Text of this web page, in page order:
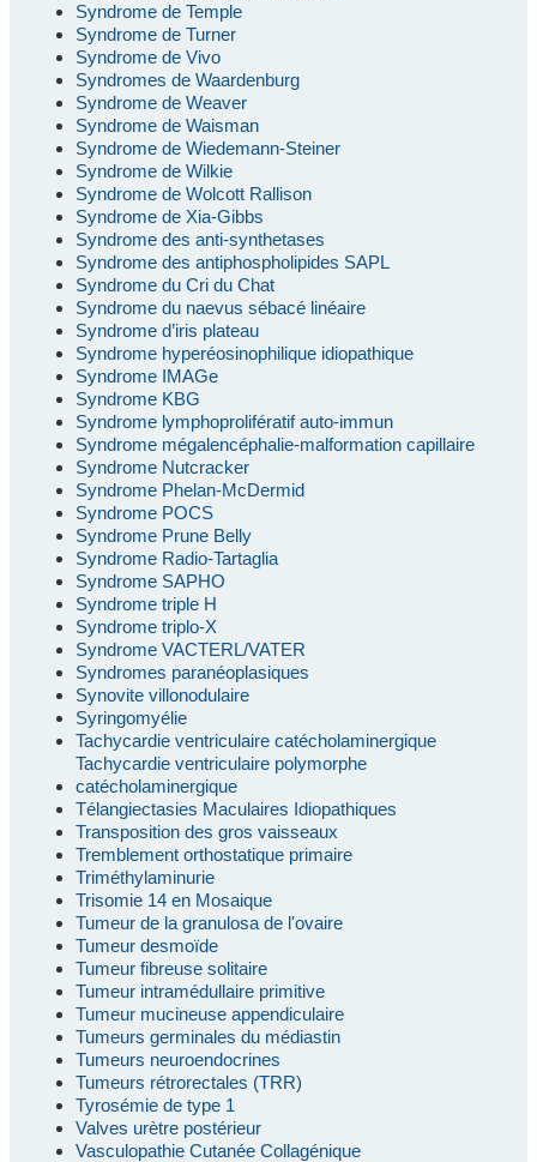
Syndrome de Temple
Syndrome de Turner
Syndrome de Vivo
Syndromes de Waardenburg
Syndrome de Weaver
Syndrome de Waisman
Syndrome de Wiedemann-Steiner
Syndrome de Wilkie
Syndrome de Wolcott Rallison
Syndrome de Xia-Gibbs
Syndrome des anti-synthetases
Syndrome des antiphospholipides SAPL
Syndrome du Cri du Chat
Syndrome du naevus sébacé linéaire
Syndrome d’iris plateau
Syndrome hyperéosinophilique idiopathique
Syndrome IMAGe
Syndrome KBG
Syndrome lymphoprolifératif auto-immun
Syndrome mégalencéphalie-malformation capillaire
Syndrome Nutcracker
Syndrome Phelan-McDermid
Syndrome POCS
Syndrome Prune Belly
Syndrome Radio-Tartaglia
Syndrome SAPHO
Syndrome triple H
Syndrome triplo-X
Syndrome VACTERL/VATER
Syndromes paranéoplasiques
Synovite villonodulaire
Syringomyélie
Tachycardie ventriculaire catécholaminergique
Tachycardie ventriculaire polymorphe
catécholaminergique
Télangiectasies Maculaires Idiopathiques
Transposition des gros vaisseaux
Tremblement orthostatique primaire
Triméthylaminurie
Trisomie 14 en Mosaique
Tumeur de la granulosa de l'ovaire
Tumeur desmoïde
Tumeur fibreuse solitaire
Tumeur intramédullaire primitive
Tumeur mucineuse appendiculaire
Tumeurs germinales du médiastin
Tumeurs neuroendocrines
Tumeurs rétrorectales (TRR)
Tyrosémie de type 1
Valves urètre postérieur
Vasculopathie Cutanée Collagénique